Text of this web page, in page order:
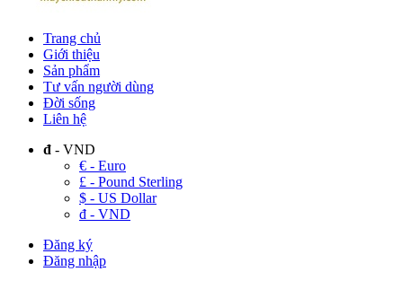
Trang chủ
Giới thiệu
Sản phẩm
Tư vấn người dùng
Đời sống
Liên hệ
đ - VND
€ - Euro
£ - Pound Sterling
$ - US Dollar
đ - VND
Đăng ký
Đăng nhập